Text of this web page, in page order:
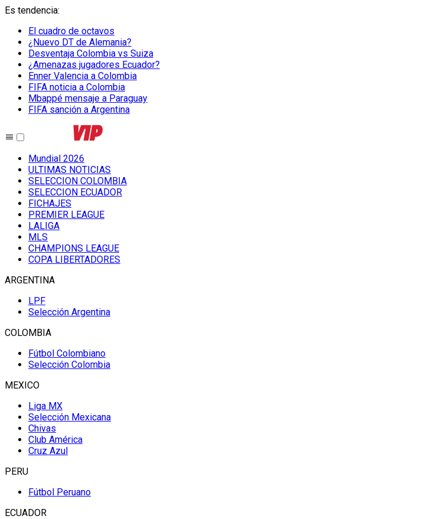
Es tendencia:
El cuadro de octavos
¿Nuevo DT de Alemania?
Desventaja Colombia vs Suiza
¿Amenazas jugadores Ecuador?
Enner Valencia a Colombia
FIFA noticia a Colombia
Mbappé mensaje a Paraguay
FIFA sanción a Argentina
Mundial 2026
ULTIMAS NOTICIAS
SELECCION COLOMBIA
SELECCION ECUADOR
FICHAJES
PREMIER LEAGUE
LALIGA
MLS
CHAMPIONS LEAGUE
COPA LIBERTADORES
ARGENTINA
LPF
Selección Argentina
COLOMBIA
Fútbol Colombiano
Selección Colombia
MEXICO
Liga MX
Selección Mexicana
Chivas
Club América
Cruz Azul
PERU
Fútbol Peruano
ECUADOR